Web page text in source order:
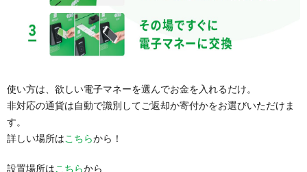
使い方は、欲しい電子マネーを選んでお金を入れるだけ。
非対応の通貨は自動で識別してご返却か寄付かをお選びいただけま
す。
詳しい場所はこちらから！
設置場所はこちらから